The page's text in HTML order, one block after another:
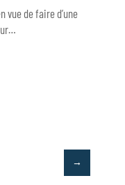
vue de faire d’une
…